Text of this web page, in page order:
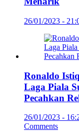
26/01/2023 -
Ronaldo
Laga Piala
Pecahkan
26/01/2023 -
Comments